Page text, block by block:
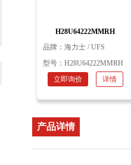
H28U64222MMRH
品牌： 海力士 / UFS
型号： H28U64222MMRH
立即询价
详情
产品详情